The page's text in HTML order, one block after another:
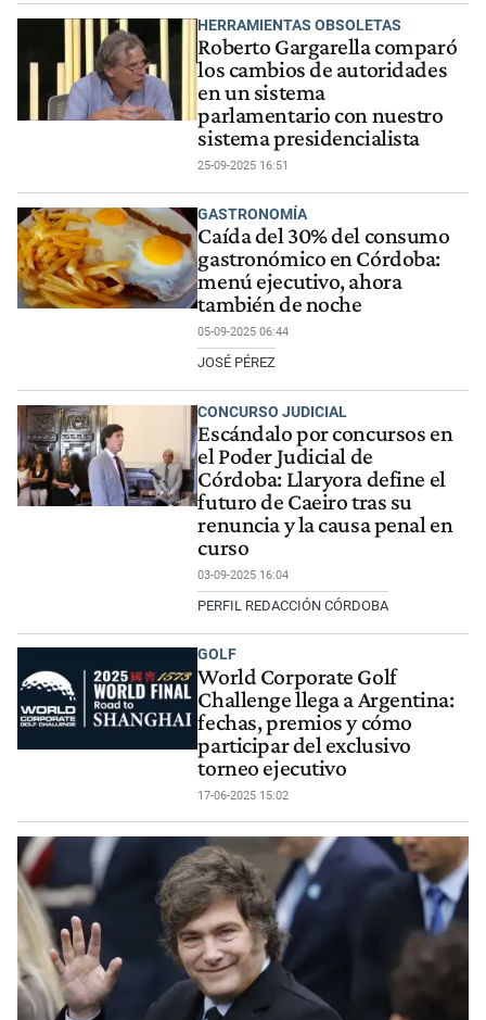
HERRAMIENTAS OBSOLETAS
Roberto Gargarella comparó
los cambios de autoridades
en un sistema
parlamentario con nuestro
sistema presidencialista
25-09-2025 16:51
GASTRONOMÍA
Caída del 30% del consumo
gastronómico en Córdoba:
menú ejecutivo, ahora
también de noche
05-09-2025 06:44
JOSÉ PÉREZ
CONCURSO JUDICIAL
Escándalo por concursos en
el Poder Judicial de
Córdoba: Llaryora define el
futuro de Caeiro tras su
renuncia y la causa penal en
curso
03-09-2025 16:04
PERFIL REDACCIÓN CÓRDOBA
GOLF
World Corporate Golf
Challenge llega a Argentina:
fechas, premios y cómo
participar del exclusivo
torneo ejecutivo
17-06-2025 15:02